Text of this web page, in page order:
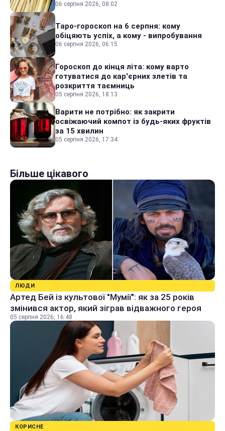
06 серпня 2026, 08:02
Таро-гороскоп на 6 серпня: кому
обіцяють успіх, а кому - випробування
06 серпня 2026, 06:15
Гороскоп до кінця літа: кому варто
готуватися до кар'єрних злетів та
розкриття таємниць
05 серпня 2026, 18:13
Варити не потрібно: як закрити
освіжаючий компот із будь-яких фруктів
за 15 хвилин
05 серпня 2026, 17:34
Більше цікавого
ЛЮДИ
Артед Бей із культової "Мумії": як за 25 років
змінився актор, який зіграв відважного героя
05 серпня 2026, 16:48
КОРИСНЕ